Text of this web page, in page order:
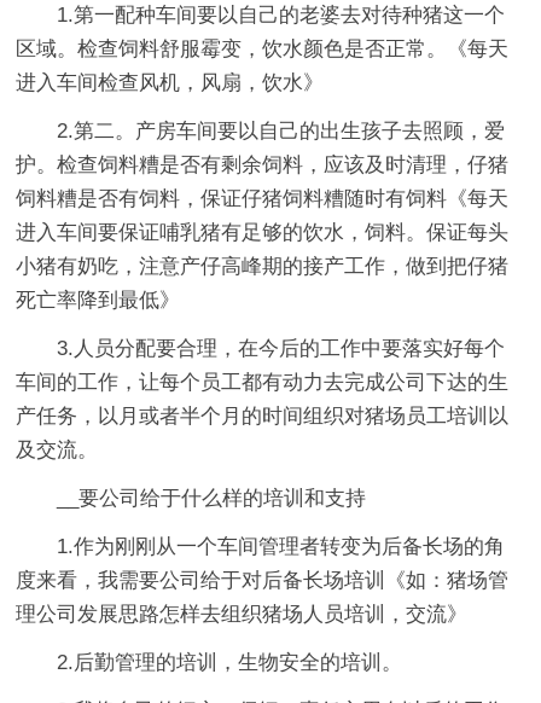
1.第一配种车间要以自己的老婆去对待种猪这一个
区域。检查饲料舒服霉变，饮水颜色是否正常。《每天
进入车间检查风机，风扇，饮水》
2.第二。产房车间要以自己的出生孩子去照顾，爱
护。检查饲料糟是否有剩余饲料，应该及时清理，仔猪
饲料糟是否有饲料，保证仔猪饲料糟随时有饲料《每天
进入车间要保证哺乳猪有足够的饮水，饲料。保证每头
小猪有奶吃，注意产仔高峰期的接产工作，做到把仔猪
死亡率降到最低》
3.人员分配要合理，在今后的工作中要落实好每个
车间的工作，让每个员工都有动力去完成公司下达的生
产任务，以月或者半个月的时间组织对猪场员工培训以
及交流。
__要公司给于什么样的培训和支持
1.作为刚刚从一个车间管理者转变为后备长场的角
度来看，我需要公司给于对后备长场培训《如：猪场管
理公司发展思路怎样去组织猪场人员培训，交流》
2.后勤管理的培训，生物安全的培训。